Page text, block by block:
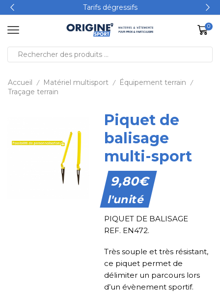
Tarifs dégressifs
0
Accueil / Matériel multisport / Équipement terrain /
Traçage terrain
Piquet de
balisage
multi-sport
9,80€
l'unité
PIQUET DE BALISAGE
REF. EN472.
Très souple et très résistant,
ce piquet permet de
délimiter un parcours lors
d’un évènement sportif.